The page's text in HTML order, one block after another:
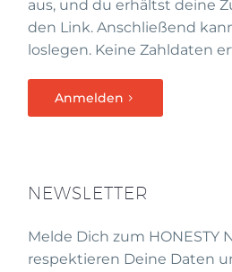
NEWSLETTER
Melde Dich zum HONESTY
respektieren Deine Daten
aus, und du erhältst deine
den Link. Anschließend
loslegen. Keine Zahldaten
Anmelden